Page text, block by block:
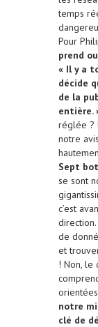
temps
Pour
prend
« Il y a
décide
de la
entière.
réglée ?
notre
Sept
se sont
c’est
de
et
! Non, le
notre
clé de